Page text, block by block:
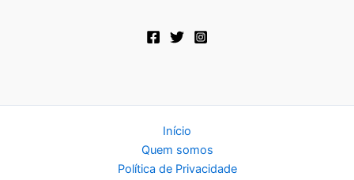
Início
Quem somos
Política de Privacidade